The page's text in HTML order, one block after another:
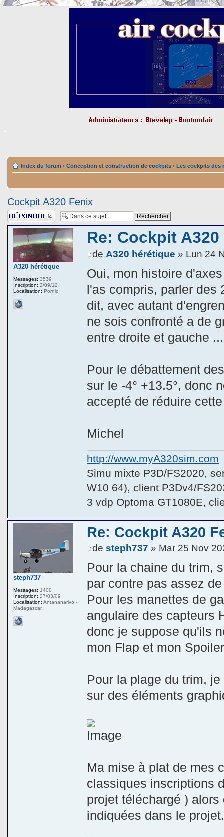
Index du forum ‹ Conception et construction de cockpits ‹ Les cockpits des
Cockpit A320 Fenix
Répondre
Re: Cockpit
de A320 hérétique » Lun 24
Oui, mon histoire
l'as compris, parler des
dit, avec autant
ne sois confronté a de
entre droite et gauche ...
Pour le débattement
sur le -4° +13.5°, donc
accepté de réduire
Michel
http://www.myA320sim.com
Simu mixte P3D/FS2020,
W10 64), client P3Dv4/
3 vdp Optoma GT1080E,
A320 hérétique
Messages: 3539
Inscription: 2/09/12
Localisation: Pornic
Re: Cockpit A320
desteph737 » Mar 25 Nov
Pour la chaine du trim,
par contre pas assez
Pour les manettes de
angulaire des capteurs
donc je suppose qu'ils
mon Flap et mon
Pour la plage du trim,
sur des éléments
Ma mise à plat de mes
classiques inscriptions
projet téléchargé )
indiquées dans le
steph737
Messages: 1400
Inscription: 27/03/09
Localisation: Antananarivo -
Madagascar